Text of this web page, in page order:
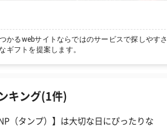
かるwebサイトならではのサービスで探しやすさ
ギフトを提案します。
キング(1件)
（タンプ）】は大切な日にぴったりな